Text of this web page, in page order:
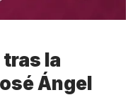
la
Ángel